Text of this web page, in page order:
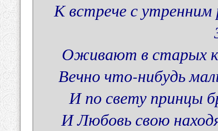
К встрече с утренним
Оживают в старых
Вечно что-нибудь
И по свету принцы
И Любовь свою